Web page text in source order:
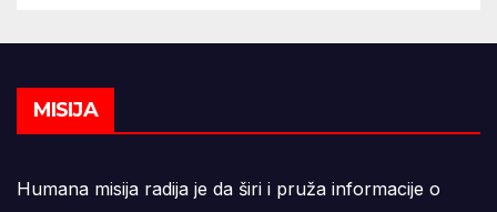
MISIJA
Humana misija radija je da širi i pruža informacije o